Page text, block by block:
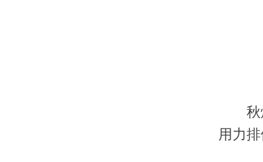
秋燥
用力